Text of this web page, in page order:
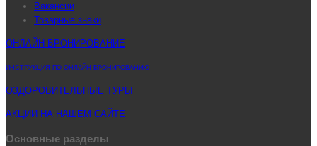
Вакансии
Товарные знаки
ОНЛАЙН-БРОНИРОВАНИЕ
ИНСТРУКЦИЯ ПО ОНЛАЙН-БРОНИРОВАНИЮ
ОЗДОРОВИТЕЛЬНЫЕ ТУРЫ
АКЦИИ НА НАШЕМ САЙТЕ
Основные разделы